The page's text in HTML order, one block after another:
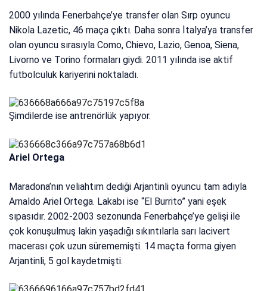
2000 yılında Fenerbahçe’ye transfer olan Sırp oyuncu
Nikola Lazetic, 46 maça çıktı. Daha sonra İtalya’ya transfer
olan oyuncu sırasıyla Como, Chievo, Lazio, Genoa, Siena,
Livorno ve Torino formaları giydi. 2011 yılında ise aktif
futbolculuk kariyerini noktaladı.
Şimdilerde ise antrenörlük yapıyor.
Ariel Ortega
Maradona’nın veliahtım dediği Arjantinli oyuncu tam adıyla
Arnaldo Ariel Ortega. Lakabı ise “El Burrito” yani eşek
sıpasıdır. 2002-2003 sezonunda Fenerbahçe’ye gelişi ile
çok konuşulmuş lakin yaşadığı sıkıntılarla sarı lacivert
macerası çok uzun sürememişti. 14 maçta forma giyen
Arjantinli, 5 gol kaydetmişti.